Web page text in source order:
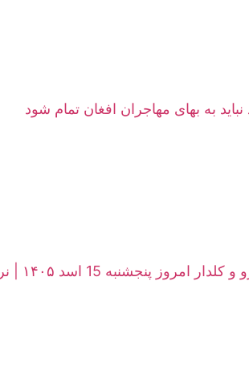
به بهای مهاجران افغان تمام شود
اسد ۱۴۰۵ | نرخ زنده سرای شهزاده کابل